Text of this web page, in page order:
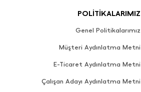
POLİTİKALARIMIZ
Genel Politikalarımız
Müşteri Aydınlatma Metni
E-Ticaret Aydınlatma Metni
Çalışan Adayı Aydınlatma Metni